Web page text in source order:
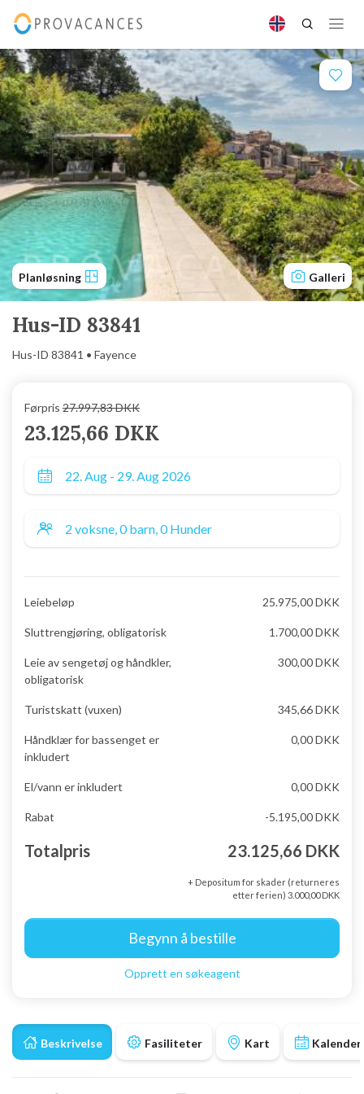
Planløsning Galleri
Hus-ID 83841
Hus-ID 83841 • Fayence
Beskrivelse Fasiliteter Kart Kalender
Førpris 27.997,83 DKK
23.125,66 DKK
Leiebeløp 25.975,00 DKK
Sluttrengjøring, obligatorisk 1.700,00 DKK
Leie av sengetøj og håndkler,
obligatorisk
300,00 DKK
Turistskatt (vuxen) 345,66 DKK
Håndklær for bassenget er
inkludert
0,00 DKK
El/vann er inkludert 0,00 DKK
Rabat -5.195,00 DKK
Totalpris 23.125,66 DKK
+ Depositum for skader (returneres
etter ferien) 3.000,00 DKK
Begynn å bestille
Opprett en søkeagent